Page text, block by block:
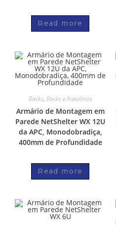
Read more
Racks, Racks e Acessórios
Armário de Montagem em
Parede NetShelter WX 12U
da APC, Monodobradiça,
400mm de Profundidade
Read more